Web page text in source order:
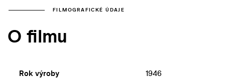
FILMOGRAFICKÉ ÚDAJE
O filmu
Rok výroby 1946